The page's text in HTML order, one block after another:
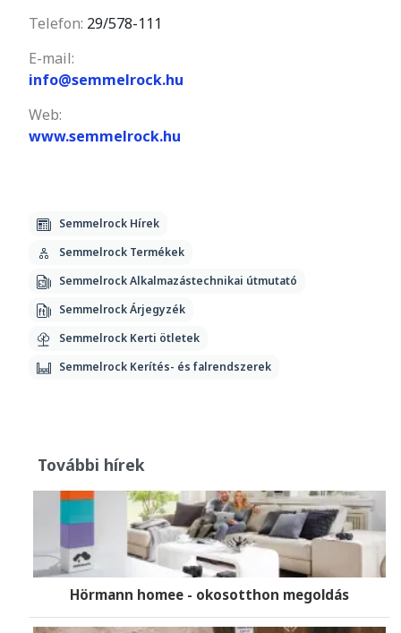
Telefon: 29/578-111
E-mail:
info@semmelrock.hu
Web:
www.semmelrock.hu
Semmelrock Hírek
Semmelrock Termékek
Semmelrock Alkalmazástechnikai útmutató
Semmelrock Árjegyzék
Semmelrock Kerti ötletek
Semmelrock Kerítés- és falrendszerek
További hírek
Hörmann homee - okosotthon megoldás